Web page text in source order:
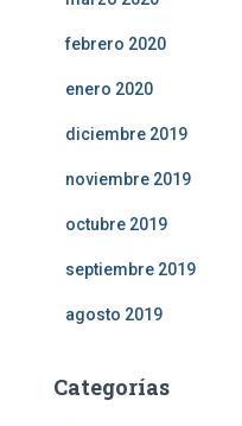
febrero 2020
enero 2020
diciembre 2019
noviembre 2019
octubre 2019
septiembre 2019
agosto 2019
Categorías